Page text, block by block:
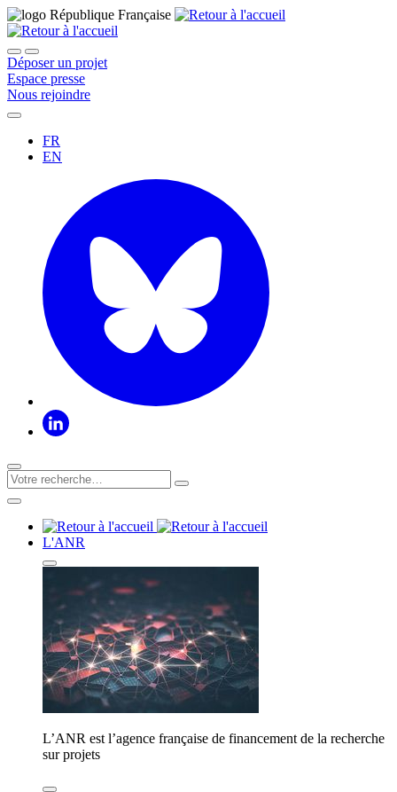
Déposer un projet
Espace presse
Nous rejoindre
FR
EN
L'ANR
L’ANR est l’agence française de financement de la recherche
sur projets